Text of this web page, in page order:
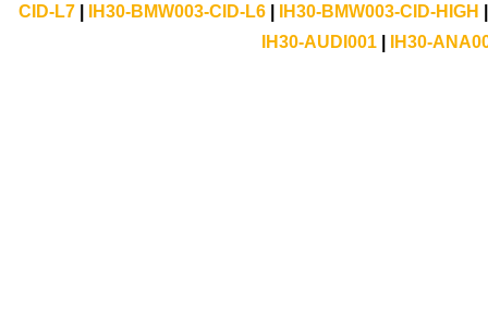
CID-L7| IH30-BMW003-CID-L6| IH30-BMW003-CID-HIGH
IH30-AUDI001
IH30-